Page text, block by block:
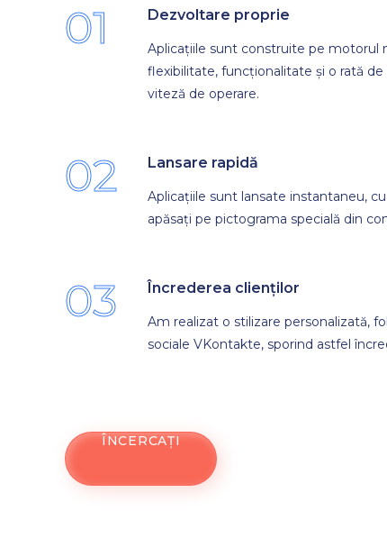
01 Dezvoltare proprie
Aplicațiile sunt construite pe motorul
flexibilitate, funcționalitate și o rată
viteză de operare.
02 Lansare rapidă
Aplicațiile sunt lansate instantaneu,
apăsați pe pictograma specială din
03 Încrederea clienților
Am realizat o stilizare personalizată,
sociale VKontakte, sporind astfel
ÎNCERCAȚI